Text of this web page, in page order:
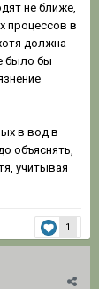
не ближе,
процессов в
должна
было бы
в вод в
объяснять,
учитывая
1